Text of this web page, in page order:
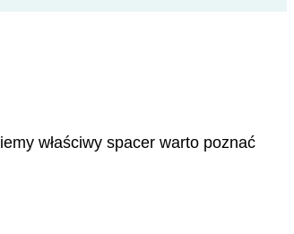
właściwy spacer warto poznać